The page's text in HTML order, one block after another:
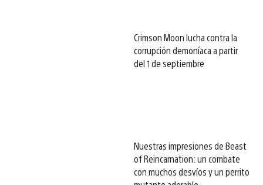
Crimson Moon lucha contra la
corrupción demoníaca a partir
del 1 de septiembre
Nuestras impresiones de Beast
of Reincarnation: un combate
con muchos desvíos y un perrito